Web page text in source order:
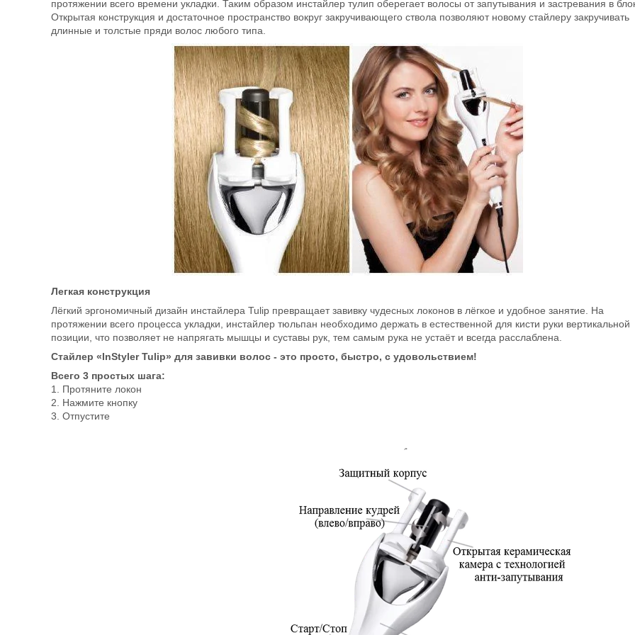
протяжении всего времени укладки. Таким образом инстайлер тулип оберегает волосы от запутывания и застревания в
Открытая конструкция и достаточное пространство вокруг закручивающего ствола позволяют новому стайлеру закручивать
длинные и толстые пряди волос любого типа.
Легкая конструкция
Лёгкий эргономичный дизайн инстайлера Tulip превращает завивку чудесных локонов в лёгкое и удобное занятие. На
протяжении всего процесса укладки, инстайлер тюльпан необходимо держать в естественной для кисти руки вертикальной
позиции, что позволяет не напрягать мышцы и суставы рук, тем самым рука не устаёт и всегда расслаблена.
Стайлер «InStyler Tulip» для завивки волос - это просто, быстро, с удовольствием!
Всего 3 простых шага:
1. Протяните локон
2. Нажмите кнопку
3. Отпустите